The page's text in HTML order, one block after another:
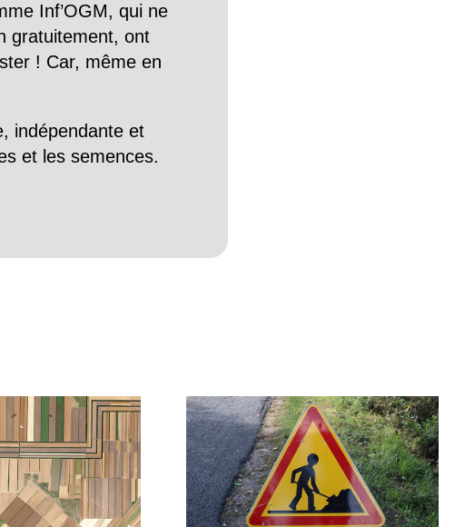
Inf’OGM, qui ne
gratuitement, ont
! Car, même en
indépendante et
et les semences.